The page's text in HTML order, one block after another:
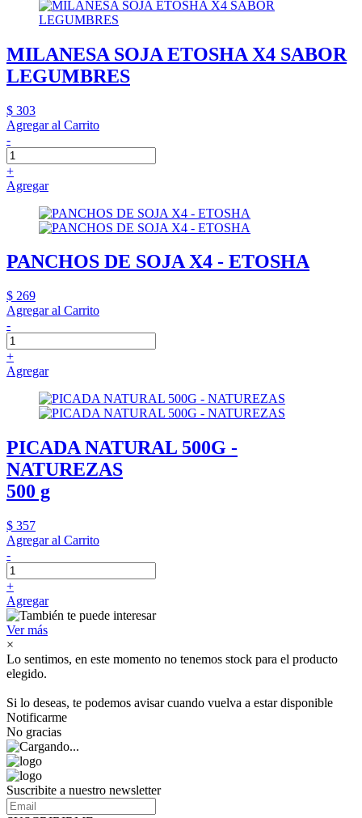
MILANESA SOJA ETOSHA X4 SABOR
LEGUMBRES
$ 303
Agregar al Carrito
-
+
Agregar
PANCHOS DE SOJA X4 - ETOSHA
$ 269
Agregar al Carrito
-
+
Agregar
PICADA NATURAL 500G -
NATUREZAS
500 g
$ 357
Agregar al Carrito
-
+
Agregar
Ver más
×
Lo sentimos, en este momento no tenemos stock para el producto
elegido.
Si lo deseas, te podemos avisar cuando vuelva a estar disponible
Notificarme
No gracias
Suscribite a nuestro newsletter